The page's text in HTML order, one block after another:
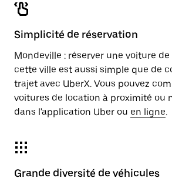
Simplicité de réservation
Mondeville : réserver une voiture
cette ville est aussi simple que de
trajet avec UberX. Vous pouvez
voitures de location à proximité ou
dans l'application Uber ou en ligne.
Grande diversité de véhicules